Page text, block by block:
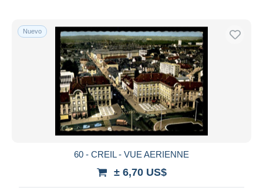
Nuevo
60 - CREIL - VUE AERIENNE
± 6,70 US$